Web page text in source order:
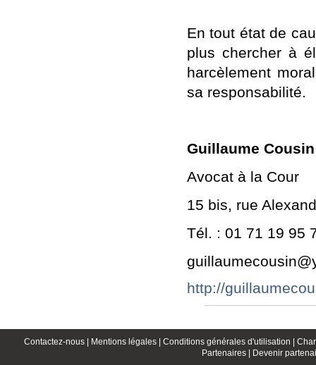
En tout état de
plus chercher à
harcèlement
sa responsabilité.
Guillaume Cousin
Avocat à la Cour
15 bis, rue
Tél. : 01 71 19 95
http://
Contactez-nous | Mentions légales | Conditions générales d'utilisation |
Partenaires | Devenir